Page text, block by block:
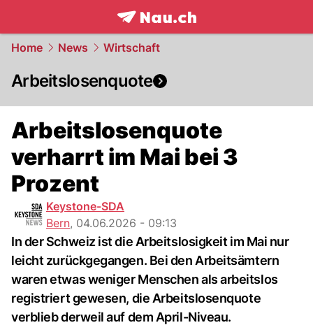
frontpage.NAU.ch
Home News Wirtschaft
Arbeitslosenquote
Arbeitslosenquote
verharrt im Mai bei 3
Prozent
Keystone-SDA
Bern, 04.06.2026 - 09:13
In der Schweiz ist die Arbeitslosigkeit im Mai nur
leicht zurückgegangen. Bei den Arbeitsämtern
waren etwas weniger Menschen als arbeitslos
registriert gewesen, die Arbeitslosenquote
verblieb derweil auf dem April-Niveau.